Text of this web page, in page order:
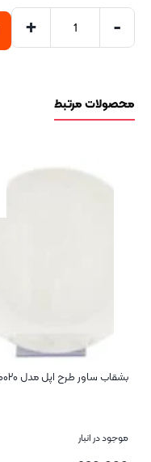
-
+
محصولات مرتبط
بشقاب ساور طرح اپل مدل ۰۰۲۰
موجود در انبار